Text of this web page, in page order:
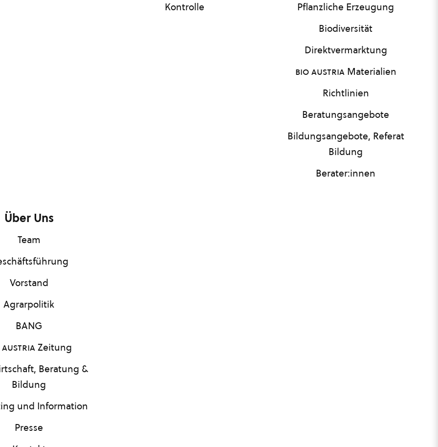
Kontrolle
Pflanzliche Erzeugung
Biodiversität
Direktvermarktung
bio austriaMaterialien
Richtlinien
Beratungsangebote
Bildungsangebote, Referat
Bildung
Berater:innen
Über Uns
Team
Vorstand
Agrarpolitik
BANG
austriaZeitung
Beratung &
Bildung
und Information
Presse